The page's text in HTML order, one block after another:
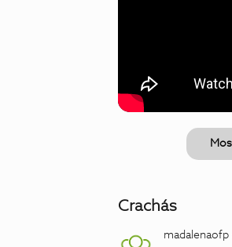
Crachás
madalenaofp